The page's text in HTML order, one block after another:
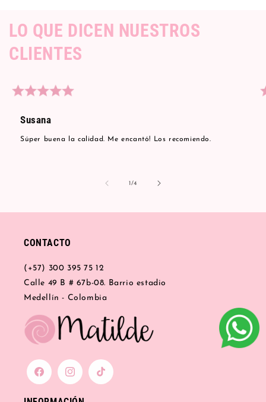
LO QUE DICEN NUESTROS
CLIENTES
Susana
Súper buena la calidad. Me encantó! Los recomiendo.
1/de
4
CONTACTO
(+57) 300 395 75 12
Calle 49 B # 67b-08. Barrio estadio
Medellín - Colombia
FacebookInstagramTikTok